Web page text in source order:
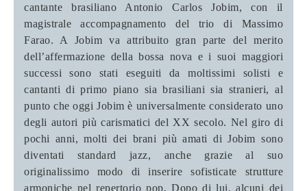
cantante brasiliano Antonio Carlos Jobim, con il
magistrale accompagnamento del trio di Massimo
Farao. A Jobim va attribuito gran parte del merito
dell’affermazione della bossa nova e i suoi maggiori
successi sono stati eseguiti da moltissimi solisti e
cantanti di primo piano sia brasiliani sia stranieri, al
punto che oggi Jobim è universalmente considerato uno
degli autori più carismatici del XX secolo. Nel giro di
pochi anni, molti dei brani più amati di Jobim sono
diventati standard jazz, anche grazie al suo
originalissimo modo di inserire sofisticate strutture
armoniche nel repertorio pop. Dopo di lui, alcuni dei